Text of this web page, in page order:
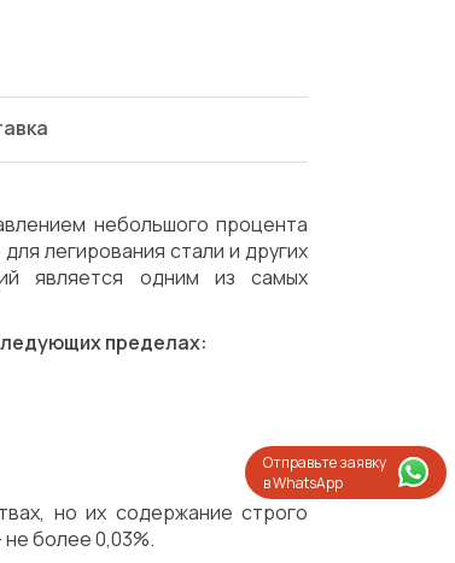
Отправьте заявку
в WhatsApp
небольшого процента
легирования стали и других
является одним из самых
пределах:
но их содержание строго
более 0,03%.